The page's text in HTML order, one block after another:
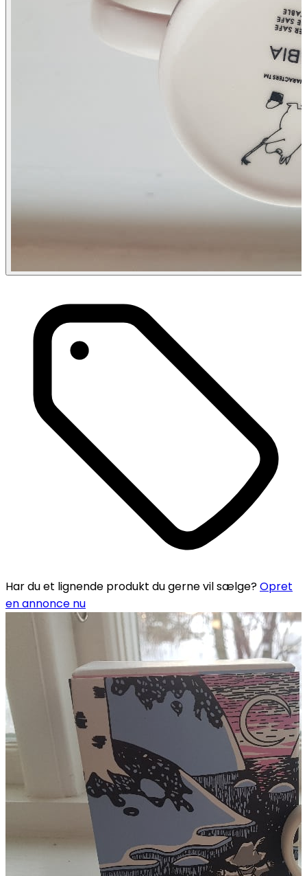
Har du et lignende produkt du gerne vil sælge?Opret
en annonce nu